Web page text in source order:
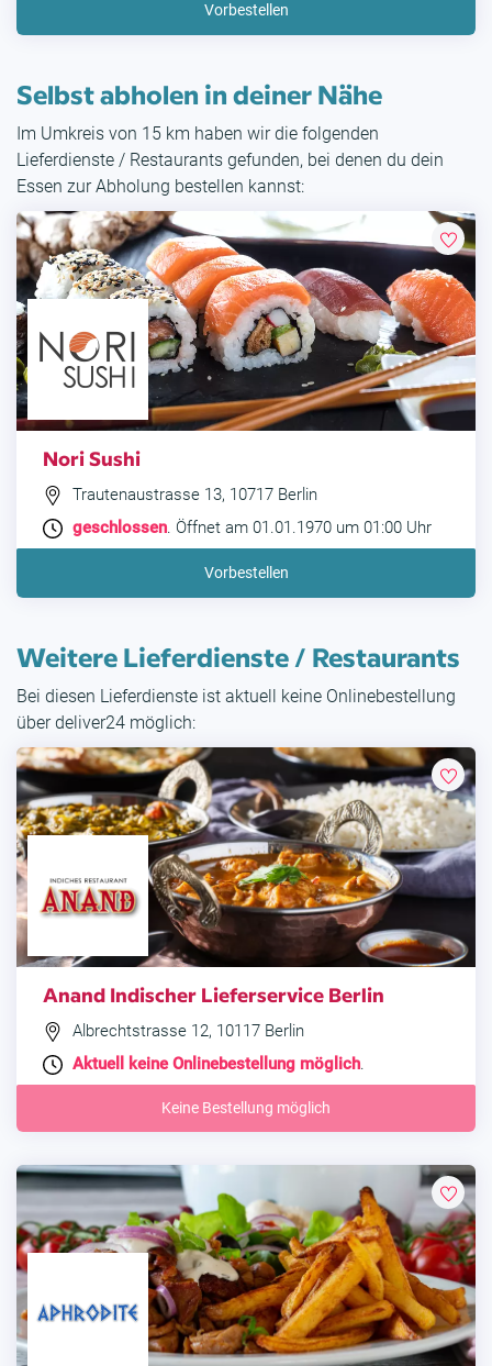
Vorbestellen
Selbst abholen in deiner Nähe
Im Umkreis von 15 km haben wir die folgenden
Lieferdienste / Restaurants gefunden, bei denen du dein
Essen zur Abholung bestellen kannst:
Nori Sushi
Trautenaustrasse 13, 10717 Berlin
geschlossen. Öffnet am 01.01.1970 um 01:00 Uhr
Vorbestellen
Weitere Lieferdienste / Restaurants
Bei diesen Lieferdienste ist aktuell keine Onlinebestellung
über deliver24 möglich:
Anand Indischer Lieferservice Berlin
Albrechtstrasse 12, 10117 Berlin
Aktuell keine Onlinebestellung möglich.
Keine Bestellung möglich